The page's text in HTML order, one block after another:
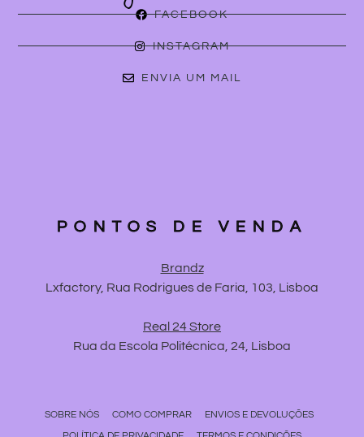
FACEBOOK
INSTAGRAM
ENVIA UM MAIL
PONTOS DE VENDA
Brandz
Lxfactory, Rua Rodrigues de Faria, 103, Lisboa
Real 24 Store
Rua da Escola Politécnica, 24, Lisboa
SOBRE NÓS COMO COMPRAR
ENVIOS E DEVOLUÇÕES